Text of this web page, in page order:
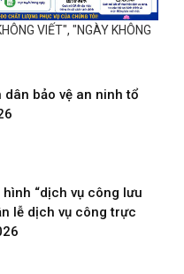
VIẾT", "NGÀY KHÔNG
dân bảo vệ an ninh tổ
“dịch vụ công lưu
lễ dịch vụ công trực